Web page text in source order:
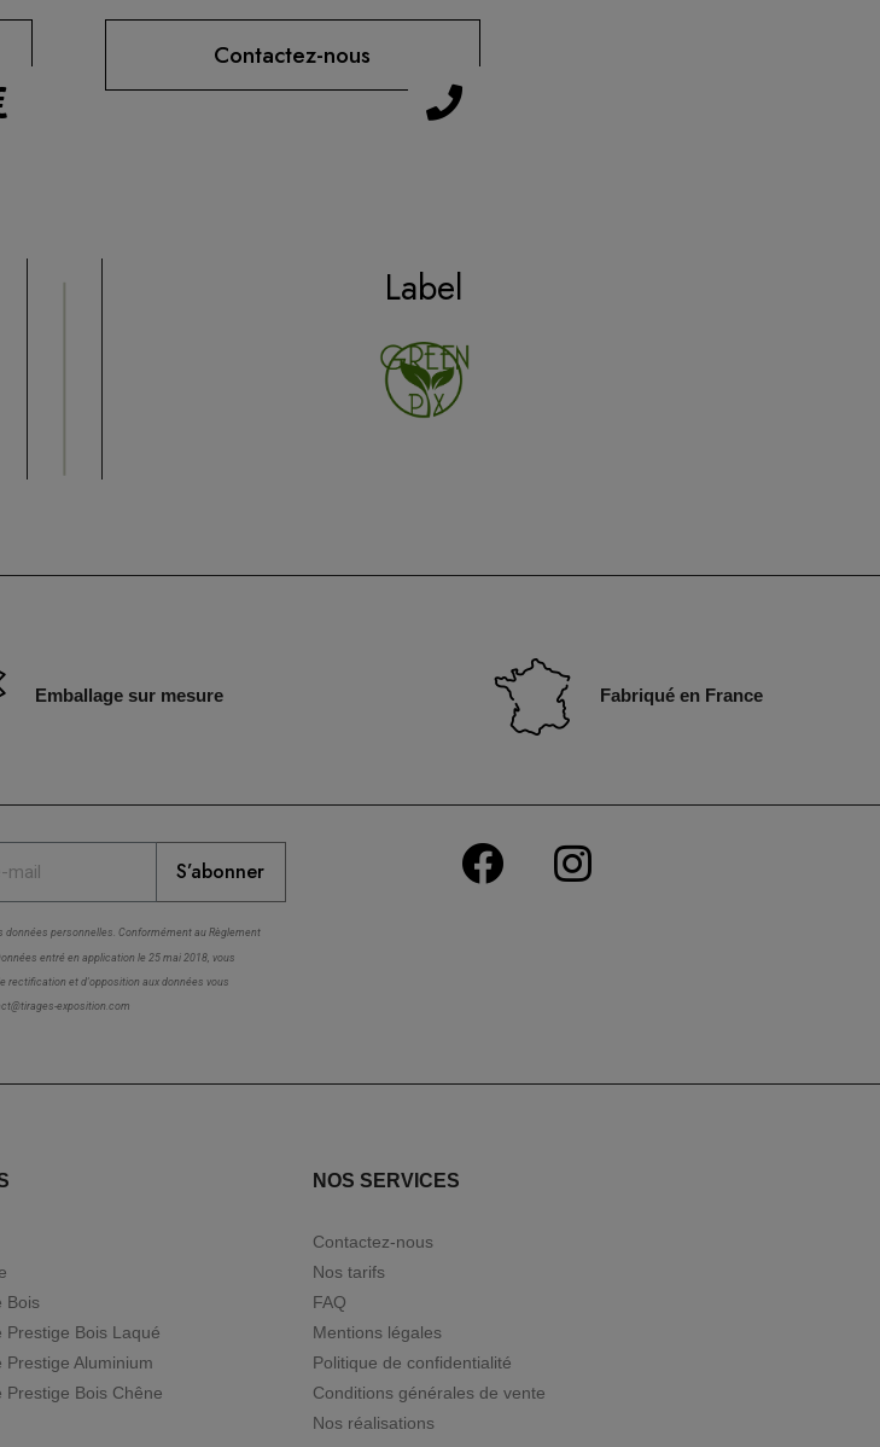
Contactez-nous
Label
Emballage sur mesure Fabriqué en France
S’abonner
données personnelles . Conformément au Règlement
entré en application le 25 mai 2018, vous
rectification et d'opposition aux données vous
exposition.com
Bois
Prestige Bois Laqué
Prestige Aluminium
Prestige Bois Chêne
NOS SERVICES
Contactez-nous
Nos tarifs
FAQ
Mentions légales
Politique de confidentialité
Conditions générales de vente
Nos réalisations